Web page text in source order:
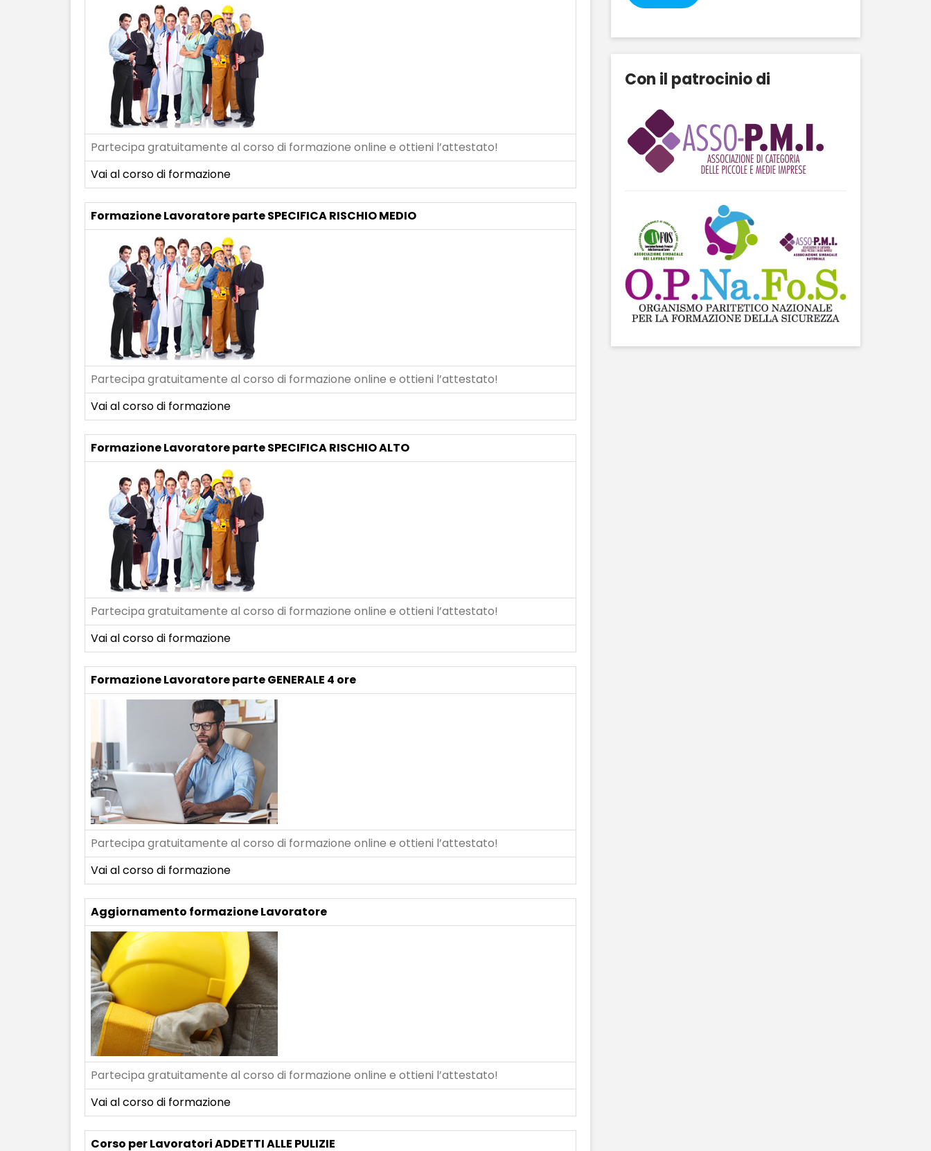
Partecipa gratuitamente al corso di formazione online e ottieni l’attestato!
Vai al corso di formazione
Formazione Lavoratore parte SPECIFICA RISCHIO MEDIO
Partecipa gratuitamente al corso di formazione online e ottieni l’attestato!
Vai al corso di formazione
Formazione Lavoratore parte SPECIFICA RISCHIO ALTO
Partecipa gratuitamente al corso di formazione online e ottieni l’attestato!
Vai al corso di formazione
Formazione Lavoratore parte GENERALE 4 ore
Partecipa gratuitamente al corso di formazione online e ottieni l’attestato!
Vai al corso di formazione
Aggiornamento formazione Lavoratore
Partecipa gratuitamente al corso di formazione online e ottieni l’attestato!
Vai al corso di formazione
Corso per Lavoratori ADDETTI ALLE PULIZIE
Con il patrocinio di